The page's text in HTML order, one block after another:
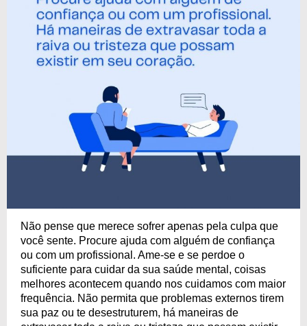
Não pense que merece sofrer apenas pela culpa que
você sente. Procure ajuda com alguém de confiança
ou com um profissional. Ame-se e se perdoe o
suficiente para cuidar da sua saúde mental, coisas
melhores acontecem quando nos cuidamos com maior
frequência. Não permita que problemas externos tirem
sua paz ou te desestruturem, há maneiras de